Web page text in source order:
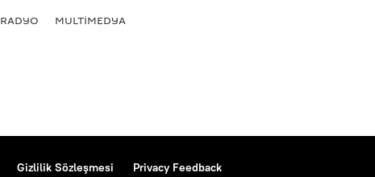
RADYO MULTİMEDYA
Gizlilik Sözleşmesi Privacy Feedback